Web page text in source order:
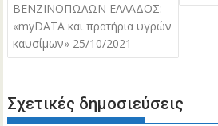
ΒΕΝΖΙΝΟΠΩΛΩΝ ΕΛΛΑΔΟΣ:
«myDATA και πρατήρια υγρών
καυσίμων» 25/10/2021
Σχετικές δημοσιεύσεις